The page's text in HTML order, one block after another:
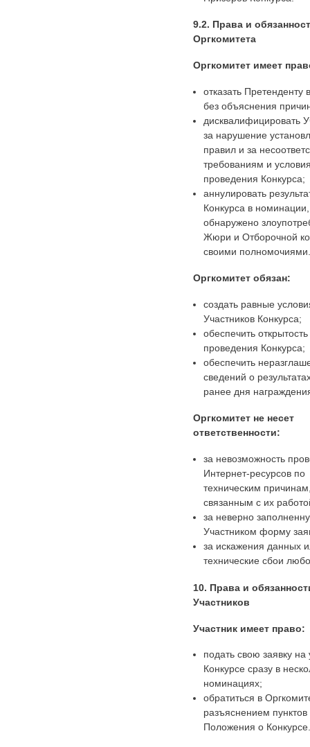
9.2. Права и
Оргкомитета
Оргкомитет имеет
отказать Претенденту
без объяснения
дисквалифицировать
за нарушение
правил и за
требованиям и
проведения Конкурса;
аннулировать
Конкурса в
обнаружено
Жюри и Отборочной
своими полномочиями.
Оргкомитет обязан:
создать равные
Участников Конкурса;
обеспечить открытость
проведения Конкурса;
обеспечить
сведений о
ранее дня
Оргкомитет не несет
ответственности:
за невозможность
Интернет-ресурсов по
техническим
связанным с их
за неверно
Участником форму
за искажения данных
технические сбои
10. Права и
Участников
Участник имеет право:
подать свою заявку на
Конкурсе сразу в
номинациях;
обратиться в
разъяснением пунктов
Положения о Конкурсе.